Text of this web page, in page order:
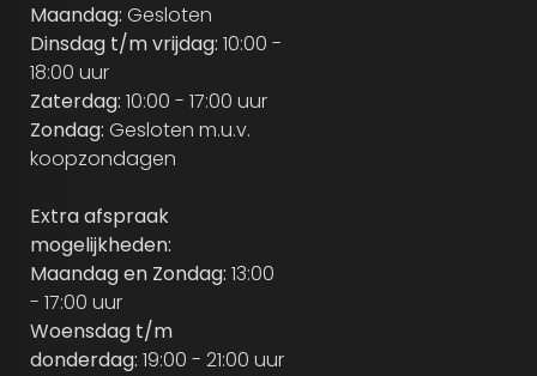
Maandag: Gesloten
Dinsdag t/m vrijdag: 10:00 -
18:00 uur
Zaterdag: 10:00 - 17:00 uur
Zondag: Gesloten m.u.v.
koopzondagen
Extra afspraak
mogelijkheden:
Maandag en Zondag: 13:00
- 17:00 uur
Woensdag t/m
donderdag: 19:00 - 21:00 uur